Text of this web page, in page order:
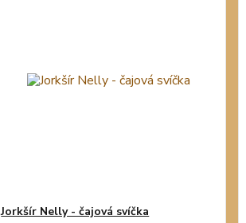
Jorkšír Nelly - čajová svíčka